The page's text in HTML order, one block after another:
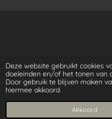
Deze website gebruikt cookies
doeleinden en/of het tonen van
Door gebruik te blijven maken
hiermee akkoord.
Akkoord
E-mailadres